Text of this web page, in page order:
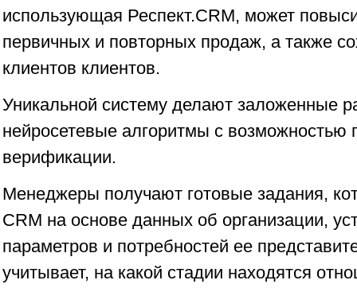
использующая Респект.CRM, может
первичных и повторных продаж, а также
клиентов клиентов.
Уникальной систему делают заложенные
нейросетевые алгоритмы с возможностью
верификации.
Менеджеры получают готовые задания,
CRM на основе данных об организации,
параметров и потребностей ее
учитывает, на какой стадии находятся